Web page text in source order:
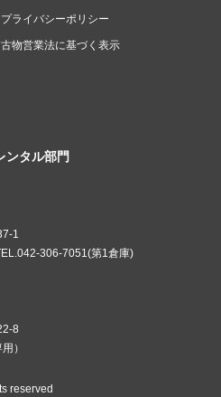
プライバシーポリシー
古物営業法に基づく表示
ンタル部門
1
306-7051(第1倉庫)
8
）
reserved